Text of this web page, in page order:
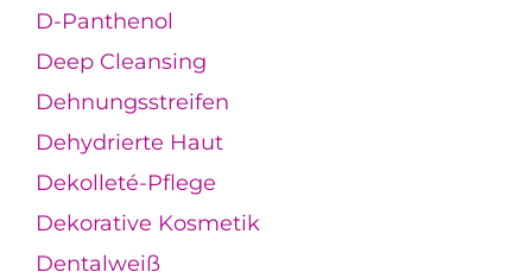
D-Panthenol
Deep Cleansing
Dehnungsstreifen
Dehydrierte Haut
Dekolleté-Pflege
Dekorative Kosmetik
Dentalweiß